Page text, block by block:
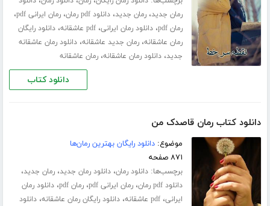
رمان جدید،رمان جدید،دانلود pdf رمان ،رمان ایرانی pdf ،
رمان pdf ،دانلود رمان ایرانی،pdf عاشقانه ،دانلود رایگان
رمان عاشقانه،رمان جدید عاشقانه،دانلود رمان عاشقانه
جدید،دانلود رمان عاشقانه،رمان عاشقانه
دانلود کتاب
دانلود کتاب رمان قاصدک من
موضوع:دانلود رایگان بهترین رمان‌ها
۸۷۱ صفحه
برچسب‌ها:دانلود رمان،دانلود رمان جدید،رمان جدید،
دانلود pdf رمان ،رمان ایرانی pdf ،رمان pdf ،دانلود رمان
ایرانی،pdf عاشقانه ،دانلود رایگان رمان عاشقانه،دانلود